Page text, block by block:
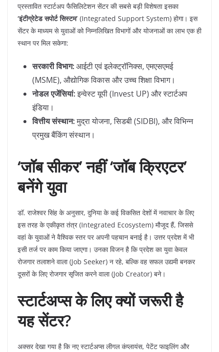
​प्रस्तावित स्टार्टअप फैसिलिटेशन सेंटर की सबसे बड़ी विशेषता इसका
‘इंटीग्रेटेड सपोर्ट सिस्टम’ (Integrated Support System) होगा। इस
सेंटर के माध्यम से युवाओं को निम्नलिखित विभागों और योजनाओं का लाभ एक ही
स्थान पर मिल सकेगा:
सरकारी विभाग:आईटी एवं इलेक्ट्रॉनिक्स, एमएसएमई
(MSME), औद्योगिक विकास और उच्च शिक्षा विभाग।
नोडल एजेंसियां:इन्वेस्ट यूपी (Invest UP) और स्टार्टअप
इंडिया।
वित्तीय संस्थान:मुद्रा योजना, सिडबी (SIDBI), और विभिन्न
प्रमुख बैंकिंग संस्थान।
‘जॉब सीकर’ नहीं ‘जॉब क्रिएटर’
बनेंगे युवा
​डॉ. राजेश्वर सिंह के अनुसार, दुनिया के कई विकसित देशों में नवाचार के लिए
इस तरह के एकीकृत तंत्र (Integrated Ecosystem) मौजूद हैं, जिससे
वहां के युवाओं ने वैश्विक स्तर पर अपनी पहचान बनाई है। उत्तर प्रदेश में भी
इसी तर्ज पर काम किया जाएगा। उनका विजन है कि प्रदेश का युवा केवल
रोजगार तलाशने वाला (Job Seeker) न रहे, बल्कि वह सफल उद्यमी बनकर
दूसरों के लिए रोजगार सृजित करने वाला (Job Creator) बने।
स्टार्टअप्स के लिए क्यों जरूरी है
यह सेंटर?
​अक्सर देखा गया है कि नए स्टार्टअप्स लीगल कंप्लायंस, पेटेंट फाइलिंग और